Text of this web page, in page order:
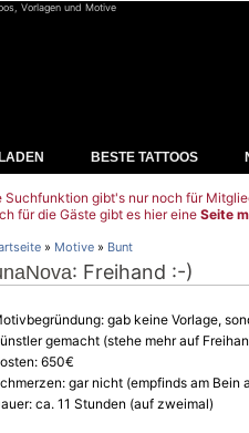
Vorlagen und Motive
BESTE TATTOOS
Suchfunktion gibt's nur noch für
für die Gäste gibt es hier eine Seite
» Motive » Bunt
: Freihand :-)
gab keine Vorlage,
gemacht (stehe mehr auf
650€
gar nicht (empfinds am Bein
ca. 11 Stunden (auf zweimal)